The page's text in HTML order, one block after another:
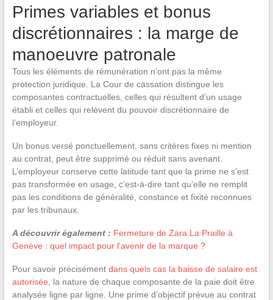
Primes variables et bonus
discrétionnaires : la marge de
manoeuvre patronale
Tous les éléments de rémunération n’ont pas la même
protection juridique. La Cour de cassation distingue les
composantes contractuelles, celles qui résultent d’un usage
établi et celles qui relèvent du pouvoir discrétionnaire de
l’employeur.
Un bonus versé ponctuellement, sans critères fixes ni mention
au contrat, peut être supprimé ou réduit sans avenant.
L’employeur conserve cette latitude tant que la prime ne s’est
pas transformée en usage, c’est-à-dire tant qu’elle ne remplit
pas les conditions de généralité, constance et fixité reconnues
par les tribunaux.
A découvrir également : Fermeture de Zara La Praille à
Genève : quel impact pour l'avenir de la marque ?
Pour savoir précisément dans quels cas la baisse de salaire est
autorisée , la nature de chaque composante de la paie doit être
analysée ligne par ligne. Une prime d’objectif prévue au contrat